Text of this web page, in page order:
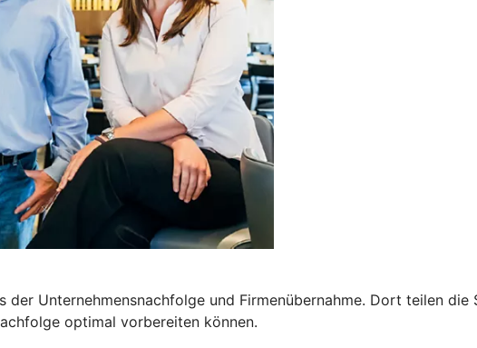
der Unternehmensnachfolge und Firmenübernahme. Dort teilen
optimal vorbereiten können.